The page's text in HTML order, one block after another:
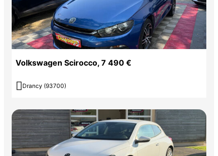
Volkswagen Scirocco, 7 490 €
 Drancy (93700)